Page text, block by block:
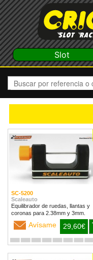
Slot
SC-5200
Scaleauto
Equilibrador de ruedas, llantas y
coronas para 2.38mm y 3mm.
Avísame 29,60€